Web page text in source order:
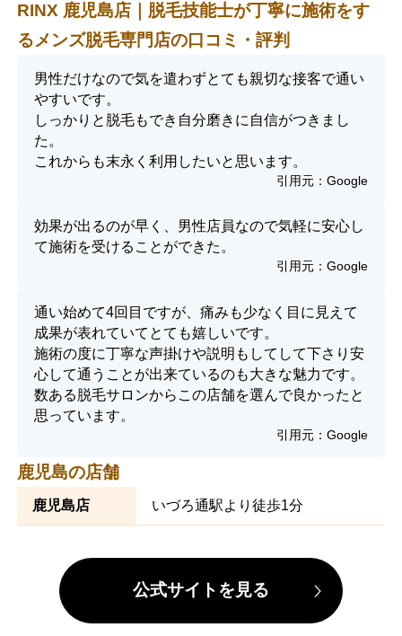
RINX 鹿児島店｜脱毛技能士が丁寧に施術をす
るメンズ脱毛専門店の口コミ・評判
男性だけなので気を遣わずとても親切な接客で通い
やすいです。
しっかりと脱毛もでき自分磨きに自信がつきまし
た。
これからも末永く利用したいと思います。
引用元： Google
効果が出るのが早く、男性店員なので気軽に安心し
て施術を受けることができた。
引用元： Google
通い始めて4回目ですが、痛みも少なく目に見えて
成果が表れていてとても嬉しいです。
施術の度に丁寧な声掛けや説明もしてして下さり安
心して通うことが出来ているのも大きな魅力です。
数ある脱毛サロンからこの店舗を選んで良かったと
思っています。
引用元： Google
鹿児島の店舗
鹿児島店 いづろ通駅より徒歩1分
公式サイトを見る